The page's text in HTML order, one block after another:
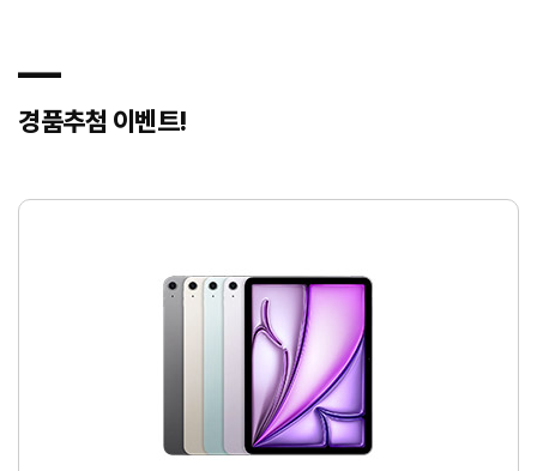
―
경품추첨 이벤트!